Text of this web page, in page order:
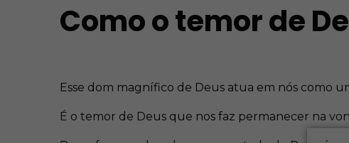
Como o temor de
Esse dom magnífico de Deus atua em nós como
É o temor de Deus que nos faz permanecer na